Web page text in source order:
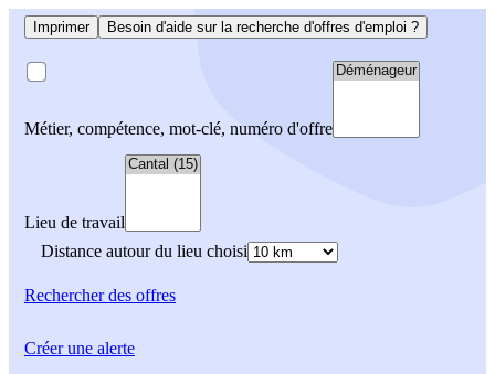
Imprimer Besoin d'aide sur la recherche d'offres d'emploi ?
Métier, compétence, mot-clé, numéro d'offre
Lieu de travail
Distance autour du lieu choisi
Rechercherdes offres
Créer une alerte